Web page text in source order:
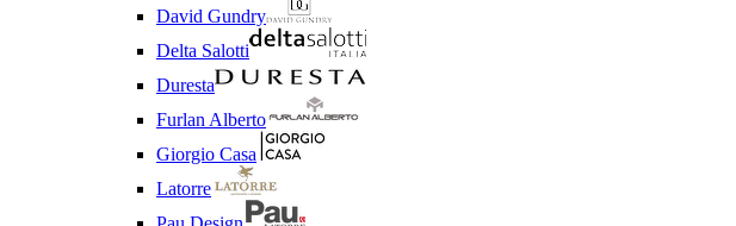
David Gundry
Delta Salotti
Duresta
Furlan Alberto
Giorgio Casa
Latorre